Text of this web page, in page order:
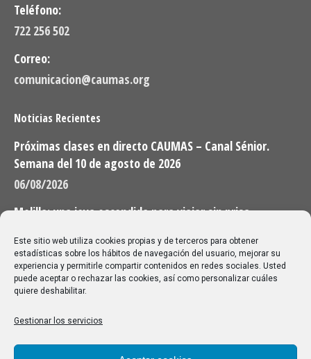
Este sitio web utiliza cookies propias y de terceros para obtener
estadísticas sobre los hábitos de navegación del usuario, mejorar su
experiencia y permitirle compartir contenidos en redes sociales. Usted
puede aceptar o rechazar las cookies, así como personalizar cuáles
quiere deshabilitar.
Gestionar los servicios
Teléfono:
722 256 502
Correo:
comunicacion@caumas.org
Noticias Recientes
Próximas clases en directo CAUMAS – Canal Sénior.
Semana del 10 de agosto de 2026
06/08/2026
Melilla: una joya escondida para viajar sin prisa
28/07/2026
Buscar
Buscar:
Aviso Legal|Política de privacidad|Política de cookies